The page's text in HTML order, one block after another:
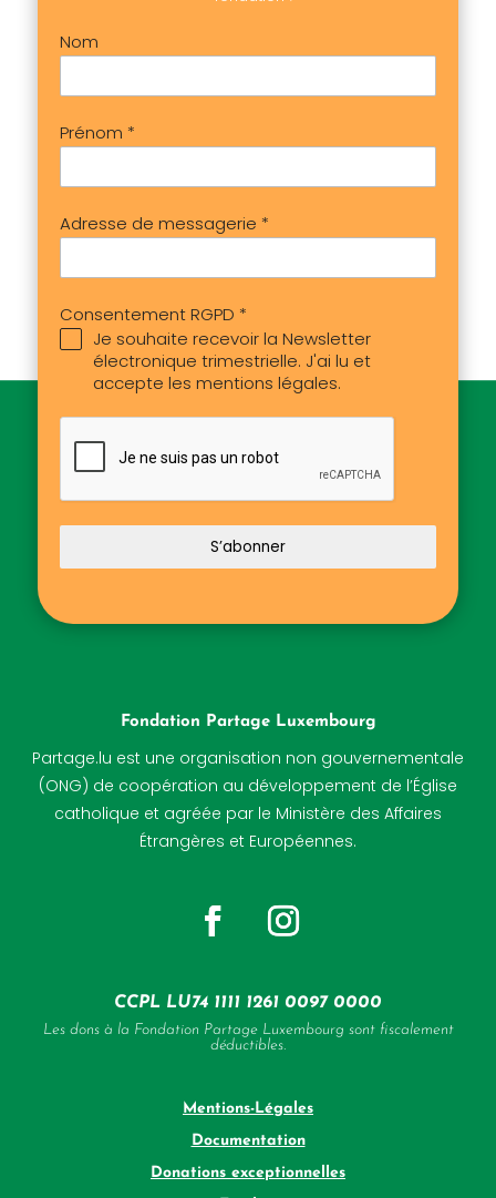
Prénom
Adresse de messagerie
Consentement RGPD*
Je souhaite recevoir la Newsletter
S’abonner
Fondation Partage Luxembourg
catholique et agréée par le Ministère des Affaires
Étrangères et Européennes.
CCPL LU74 1111 1261 0097 0000
Les dons à la Fondation Partage Luxembourg sont fiscalement
Mentions-Légales
Documentation
Emplois